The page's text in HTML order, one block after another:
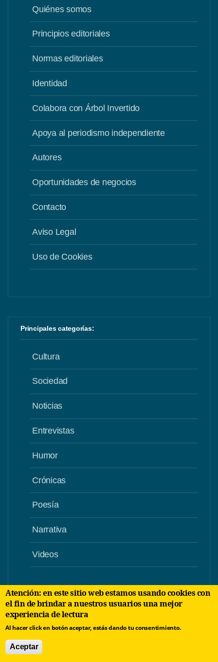
Quiénes somos
Principios editoriales
Normas editoriales
Identidad
Colabora con Árbol Invertido
Apoya al periodismo independiente
Autores
Oportunidades de negocios
Contacto
Aviso Legal
Uso de Cookies
Principales categorías:
Cultura
Sociedad
Noticias
Entrevistas
Humor
Crónicas
Poesía
Narrativa
Videos
Atención: en este sitio web estamos usando cookies con
el fin de brindar a nuestros usuarios una mejor
experiencia de lectura
Al hacer click en botón aceptar, estás dando tu consentimiento.
Aceptar